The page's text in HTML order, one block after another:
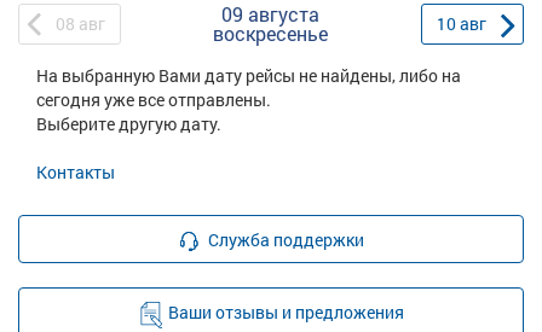
08 авг 09 августа
воскресенье 10авг
На выбранную Вами дату рейсы не найдены, либо на
сегодня уже все отправлены.
Выберите другую дату.
Контакты
Служба поддержки
Ваши отзывы и предложения